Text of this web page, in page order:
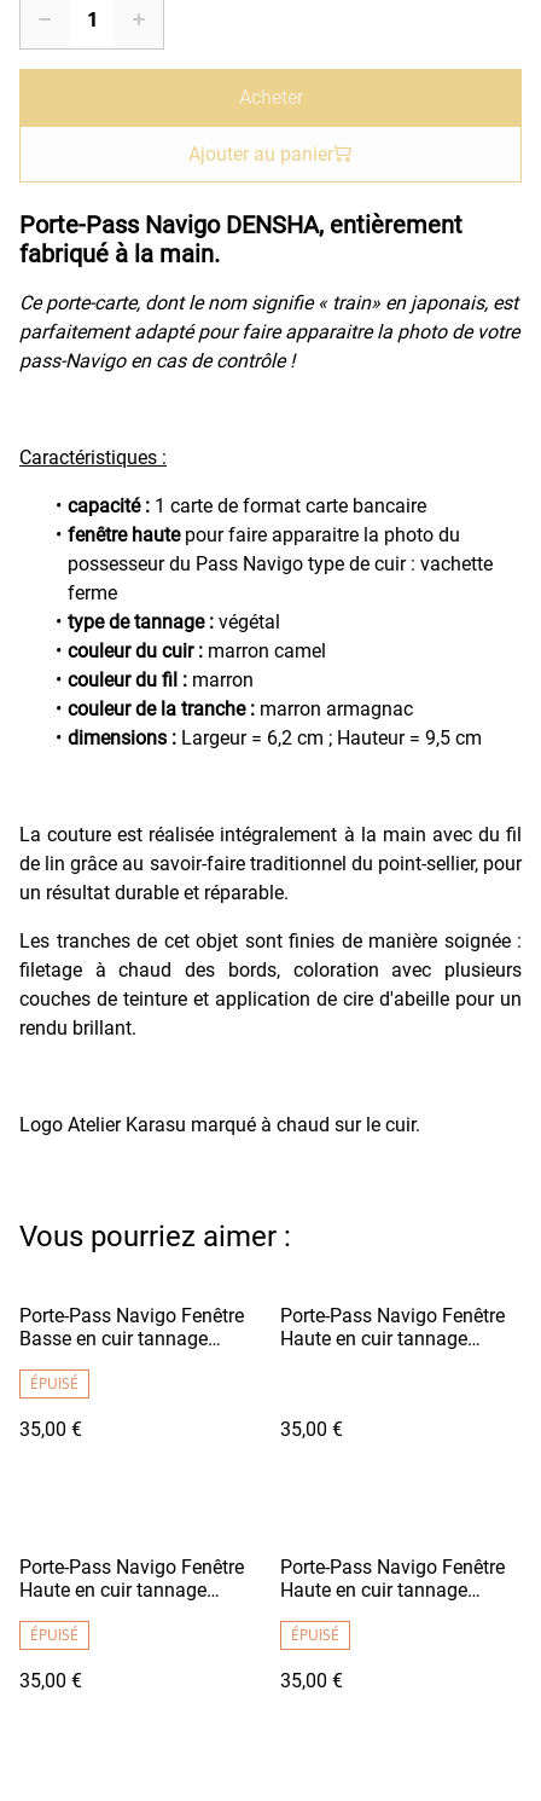
Acheter
Ajouter au panier
Porte-Pass Navigo DENSHA, entièrement
fabriqué à la main.
Ce porte-carte, dont le nom signifie « train» en japonais, est
parfaitement adapté pour faire apparaitre la photo de votre
pass-Navigo en cas de contrôle !
Caractéristiques :
capacité : 1 carte de format carte bancaire
fenêtre hautepour faire apparaitre la photo du
possesseur du Pass Navigo type de cuir : vachette
ferme
type de tannage : végétal
couleur du cuir : marron camel
couleur du fil : marron
couleur de la tranche : marron armagnac
dimensions : Largeur = 6,2 cm ; Hauteur = 9,5 cm
La couture est réalisée intégralement à la main avec du fil
de lin grâce au savoir-faire traditionnel du point-sellier, pour
un résultat durable et réparable.
Les tranches de cet objet sont finies de manière soignée :
filetage à chaud des bords, coloration avec plusieurs
couches de teinture et application de cire d'abeille pour un
rendu brillant.
Logo Atelier Karasu marqué à chaud sur le cuir.
Vous pourriez aimer :
Porte-Pass Navigo Fenêtre
Basse en cuir tannage
Grainé
ÉPUISÉ
35,00 €
Porte-Pass Navigo Fenêtre
Haute en cuir tannage
35,00 €
Porte-Pass Navigo Fenêtre
Haute en cuir tannage
Chocolat
ÉPUISÉ
35,00 €
Porte-Pass Navigo Fenêtre
Haute en cuir tannage
ÉPUISÉ
35,00 €